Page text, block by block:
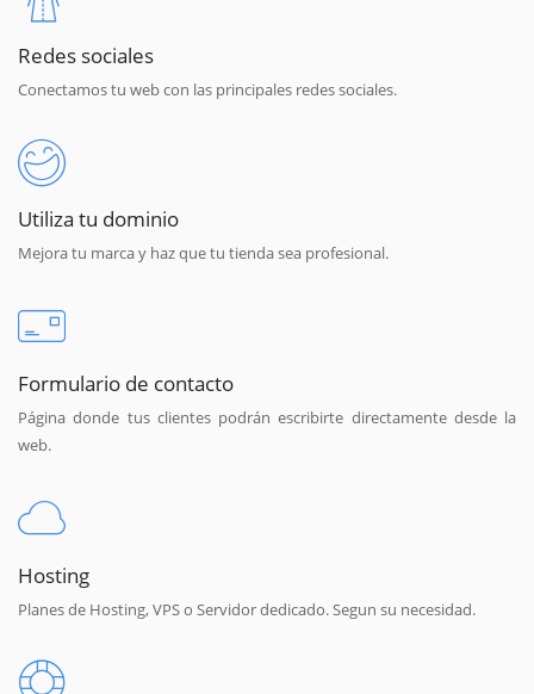
Redes sociales
Conectamos tu web con las principales redes sociales.
Utiliza tu dominio
Mejora tu marca y haz que tu tienda sea profesional.
Formulario de contacto
Página donde tus clientes podrán escribirte directamente desde la
web.
Hosting
Planes de Hosting, VPS o Servidor dedicado. Segun su necesidad.